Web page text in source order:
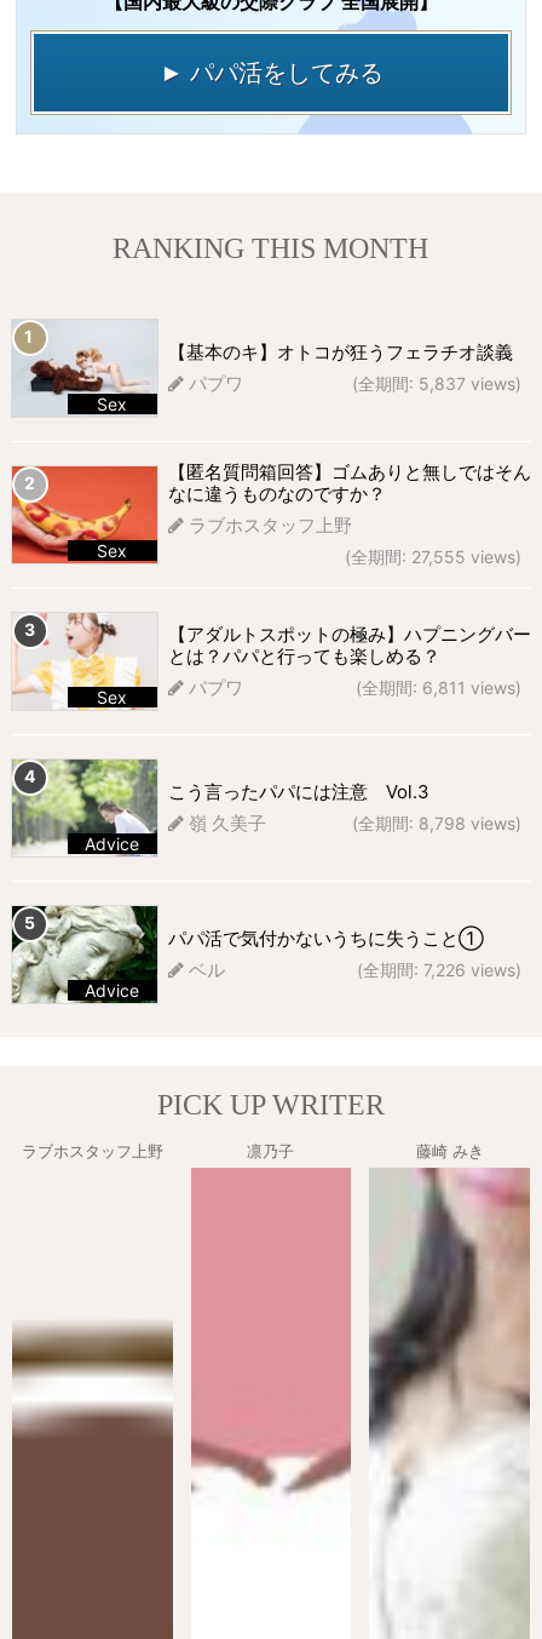
► パパ活をしてみる
RANKING THIS MONTH
Sex
【基本のキ】オトコが狂うフェラチオ談義
パプワ
(全期間: 5,837 views)
Sex
【匿名質問箱回答】ゴムありと無しではそん
なに違うものなのですか？
ラブホスタッフ上野
(全期間: 27,555 views)
Sex
【アダルトスポットの極み】ハプニングバー
とは？パパと行っても楽しめる？
パプワ
(全期間: 6,811 views)
Advice
こう言ったパパには注意 Vol.3
嶺 久美子
(全期間: 8,798 views)
Advice
パパ活で気付かないうちに失うこと①
ベル
(全期間: 7,226 views)
PICK UP WRITER
ラブホスタッフ上野 凛乃子 藤崎 みき